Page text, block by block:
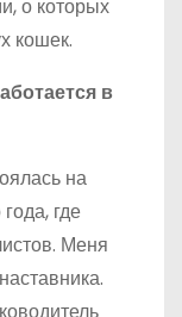
о которых
кошек.
в
на
где
Меня